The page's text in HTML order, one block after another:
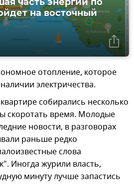
на восточный
отопление, которое
электричества.
собирались несколько
скоротать время. Молодые
новости, в разговорах
раньше редко
слова
Иногда журили власть,
минуту лучше запастись